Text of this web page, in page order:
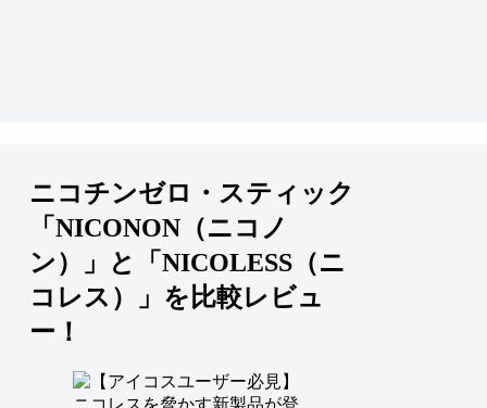
ニコチンゼロ・スティック
「NICONON（ニコノ
ン）」と「NICOLESS（ニ
コレス）」を比較レビュ
ー！